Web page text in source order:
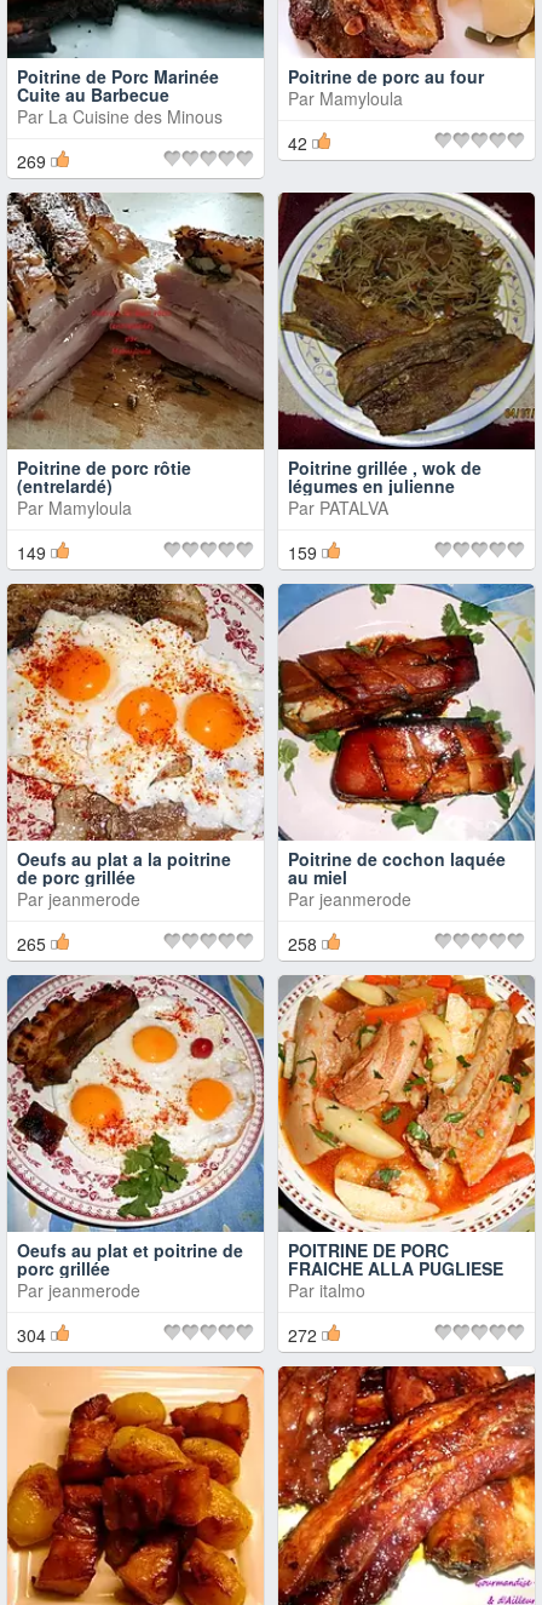
Poitrine de Porc Marinée
Cuite au Barbecue
Par La Cuisine des Minous
269
Poitrine de porc au four
Par Mamyloula
42
Poitrine de porc rôtie
(entrelardé)
Par Mamyloula
149
Poitrine grillée , wok de
légumes en julienne
Par PATALVA
159
Oeufs au plat a la poitrine
de porc grillée
Par jeanmerode
265
Poitrine de cochon laquée
au miel
Par jeanmerode
258
Oeufs au plat et poitrine de
porc grillée
Par jeanmerode
304
POITRINE DE PORC
FRAICHE ALLA PUGLIESE
Par italmo
272